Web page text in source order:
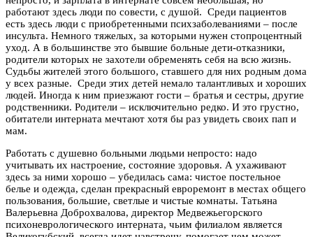
работают здесь люди по совести, с душой. Среди пациентов
есть здесь люди с приобретенными психзаболеваниями – после
инсульта. Немного тяжелых, за которыми нужен стопроцентный
уход. А в большинстве это бывшие больные дети-отказники,
родители которых не захотели обременять себя на всю жизнь.
Судьбы жителей этого большого, ставшего для них родным дома
у всех разные. Среди этих детей немало талантливых и хороших
людей. Иногда к ним приезжают гости – братья и сестры, другие
родственники. Родители – исключительно редко. И это грустно,
обитатели интерната мечтают хотя бы раз увидеть своих пап и
мам.
Работать с душевно больными людьми непросто: надо
учитывать их настроение, состояние здоровья. А ухаживают
здесь за ними хорошо – убедилась сама: чистое постельное
белье и одежда, сделан прекрасный евроремонт в местах общего
пользования, большие, светлые и чистые комнаты. Татьяна
Валерьевна Доброхвалова, директор Медвежьегорского
психоневрологического интерната, чьим филиалом является